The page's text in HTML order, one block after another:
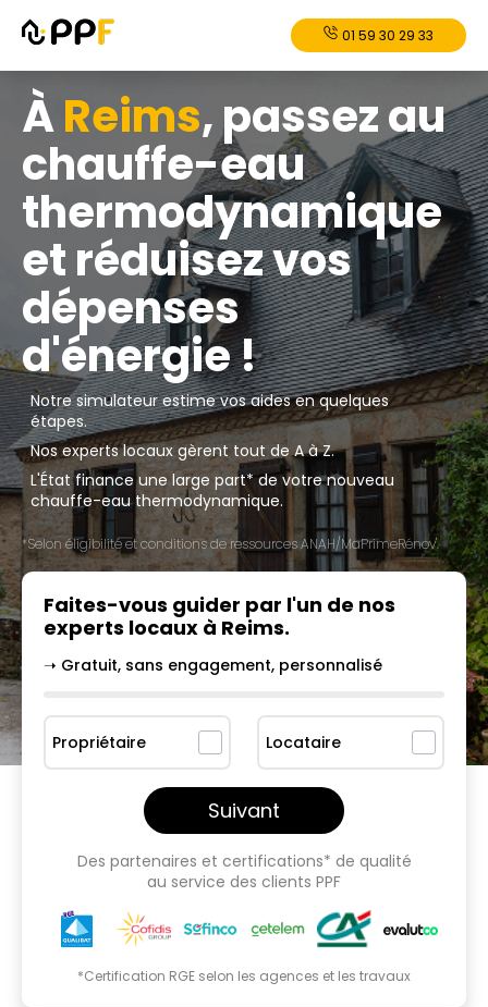
01 59 30 29 33
ÀReims, passez au
chauffe-eau
thermodynamique
et réduisez vos
dépenses
d'énergie !
Notre simulateur estime vos aides en quelques
étapes.
Nos experts locaux gèrent tout de A à Z.
L'État finance une large part* de votre nouveau
chauffe-eau thermodynamique.
*Selon éligibilité et conditions de ressources ANAH/MaPrimeRénov'.
Faites-vous guider par l'un de nos
experts locaux à Reims.
➝ Gratuit, sans engagement, personnalisé
Propriétaire Locataire
Suivant
Des partenaires et certifications* de qualité
au service des clients PPF
*Certification RGE selon les agences et les travaux